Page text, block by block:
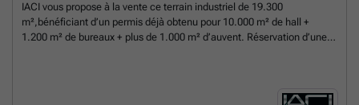
IACI vous propose à la vente ce terrain industriel de 19.300
m²,bénéficiant d’un permis déjà obtenu pour 10.000 m² de hall +
1.200 m² de bureaux + plus de 1.000 m² d’auvent. Réservation d’une
stratégique. Pour plus d'information, veuillez contacter Ludovic